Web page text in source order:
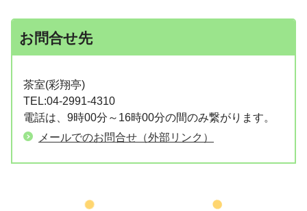
お問合せ先
茶室(彩翔亭)
TEL:04-2991-4310
電話は、9時00分～16時00分の間のみ繋がります。
メールでのお問合せ（外部リンク）